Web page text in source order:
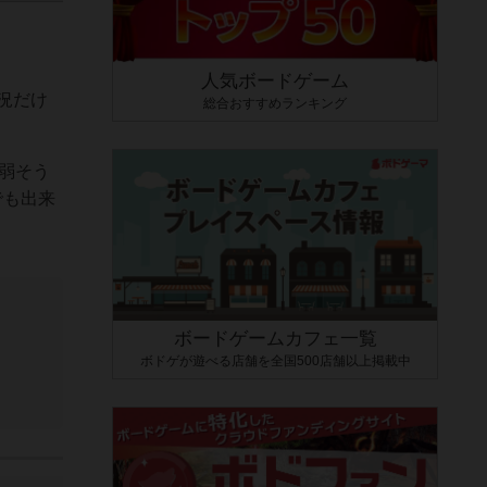
だけ
そう
出来
人気ボードゲーム
総合おすすめランキング
ボードゲームカフェ一覧
ボドゲが遊べる店舗を全国500店舗以上掲載中